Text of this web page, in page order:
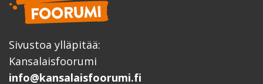
Sivustoa ylläpitää:
Kansalaisfoorumi
info@kansalaisfoorumi.fi